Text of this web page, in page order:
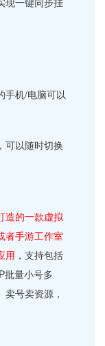
手机/电脑可以
可以随时切换
造的一款虚拟
者手游工作室
用 ，支持包括
批量小号多
号卖资源，